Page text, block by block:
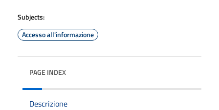
Subjects:
Accesso all'informazione
PAGE INDEX
Descrizione